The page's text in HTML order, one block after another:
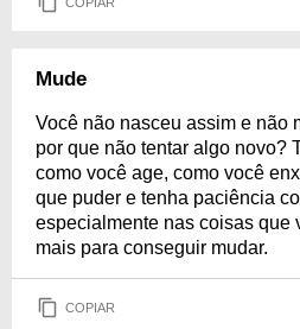
Mude
Você não nasceu assim e não
por que não tentar algo novo?
como você age, como você
que puder e tenha paciência
especialmente nas coisas que
mais para conseguir mudar.
COPIAR